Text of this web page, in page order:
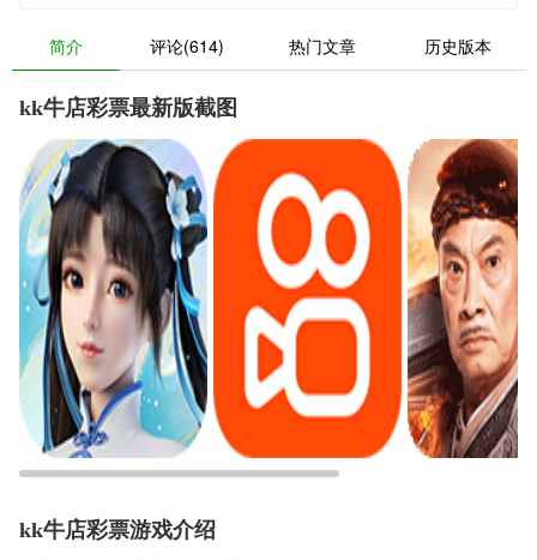
简介 评论(614) 热门文章 历史版本
kk牛店彩票最新版截图
kk牛店彩票游戏介绍